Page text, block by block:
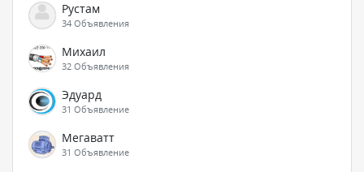
Рустам
34 Объявления
Михаил
32 Объявления
Эдуард
31 Объявление
Мегаватт
31 Объявление